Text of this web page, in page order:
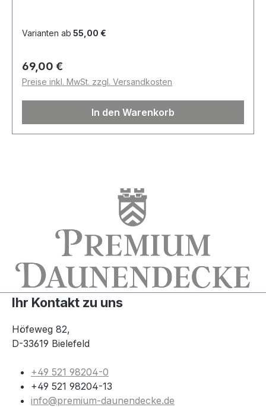
Varianten ab 55,00 €
Regulärer Preis:
69,00 €
Preise inkl. MwSt. zzgl. Versandkosten
In den Warenkorb
Ihr Kontakt zu uns
Höfeweg 82,
D-33619 Bielefeld
+49 521 98204-0
+49 521 98204-13
info@premium-daunendecke.de